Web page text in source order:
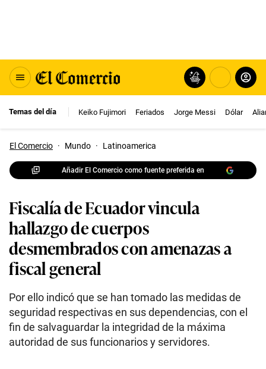
Temas del día Keiko Fujimori Feriados Jorge Messi Dólar
El Comercio · Mundo · Latinoamerica
Añadir El Comercio como fuente preferida en
Fiscalía de Ecuador vincula
hallazgo de cuerpos
desmembrados con amenazas a
fiscal general
Por ello indicó que se han tomado las medidas de
seguridad respectivas en sus dependencias, con el
fin de salvaguardar la integridad de la máxima
autoridad de sus funcionarios y servidores.